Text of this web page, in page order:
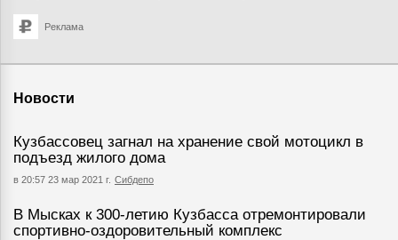
Реклама
Новости
Кузбассовец загнал на хранение свой мотоцикл в
подъезд жилого дома
в 20:57 23 мар 2021 г. Сибдепо
В Мысках к 300-летию Кузбасса отремонтировали
спортивно-оздоровительный комплекс